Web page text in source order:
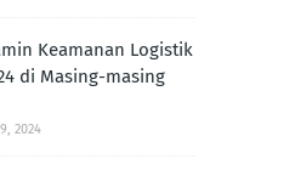
Keamanan Logistik
di Masing-masing
2024